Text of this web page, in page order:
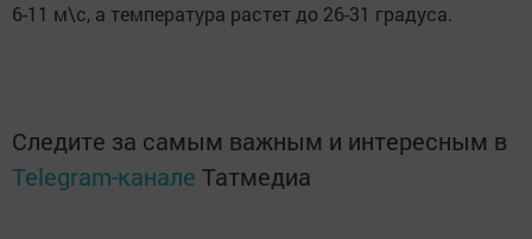
6-11 м\с, а температура растет до 26-31 градуса.
Следите за самым важным и интересным в
Telegram-канале Татмедиа